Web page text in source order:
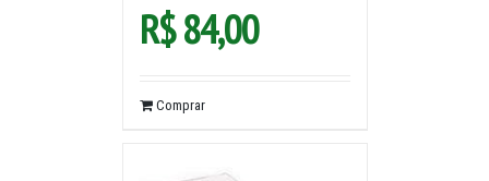
R$84,00
Comprar